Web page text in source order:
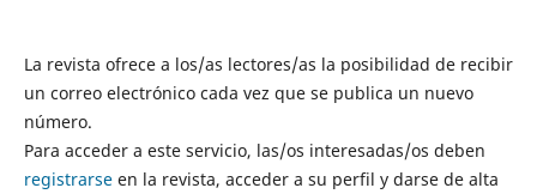
La revista ofrece a los/as lectores/as la posibilidad de recibir
un correo electrónico cada vez que se publica un nuevo
número.
Para acceder a este servicio, las/os interesadas/os deben
registrarseen la revista, acceder a su perfil y darse de alta